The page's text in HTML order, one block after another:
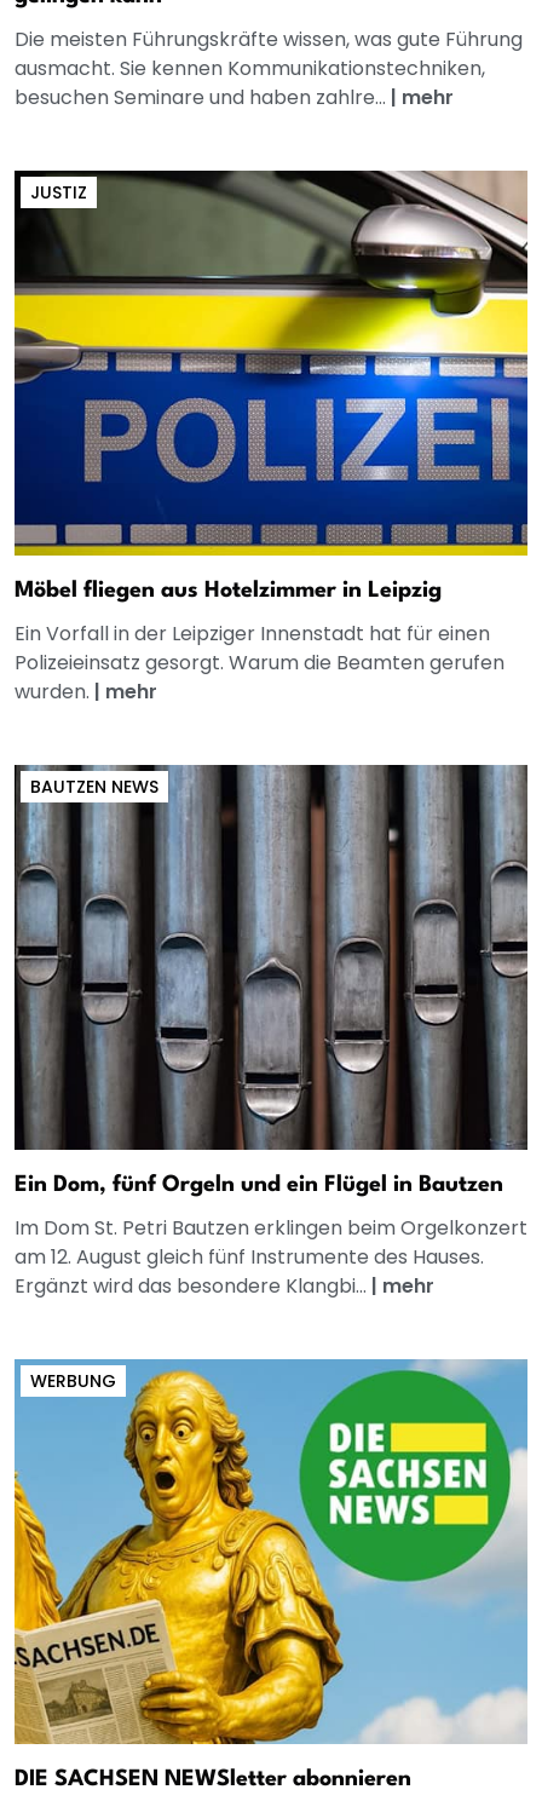
Die meisten Führungskräfte wissen, was gute Führung
ausmacht. Sie kennen Kommunikationstechniken,
besuchen Seminare und haben zahlre... | mehr
JUSTIZ
Möbel fliegen aus Hotelzimmer in Leipzig
Ein Vorfall in der Leipziger Innenstadt hat für einen
Polizeieinsatz gesorgt. Warum die Beamten gerufen
wurden. | mehr
BAUTZEN NEWS
Ein Dom, fünf Orgeln und ein Flügel in Bautzen
Im Dom St. Petri Bautzen erklingen beim Orgelkonzert
am 12. August gleich fünf Instrumente des Hauses.
Ergänzt wird das besondere Klangbi... | mehr
WERBUNG
DIE SACHSEN NEWSletter abonnieren